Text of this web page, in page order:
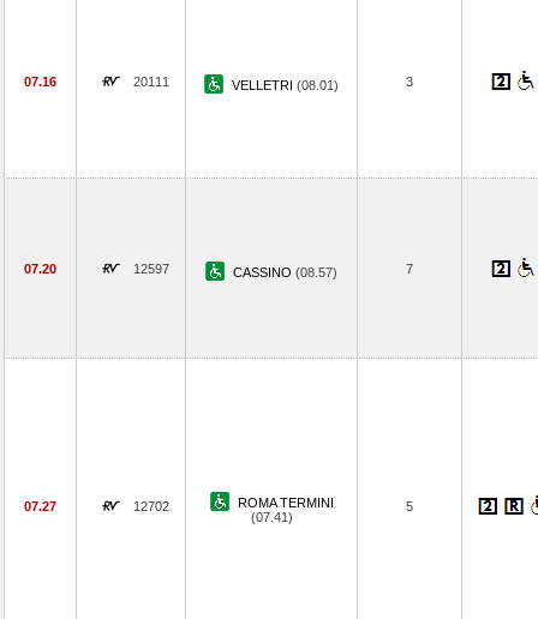
07.16 20111 VELLETRI (08.01) 3
07.20 12597 CASSINO (08.57) 7
07.27 12702
ROMA TERMINI
(07.41)
5